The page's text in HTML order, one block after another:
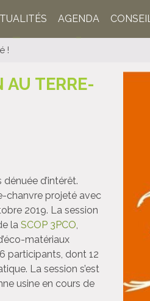
AGENDA
!
AU TERRE-
dénuée d’intérêt.
chanvre projeté avec
2019. La session
la SCOP 3PCO
matériaux
participants, dont 12
La session s’est
usine en cours de